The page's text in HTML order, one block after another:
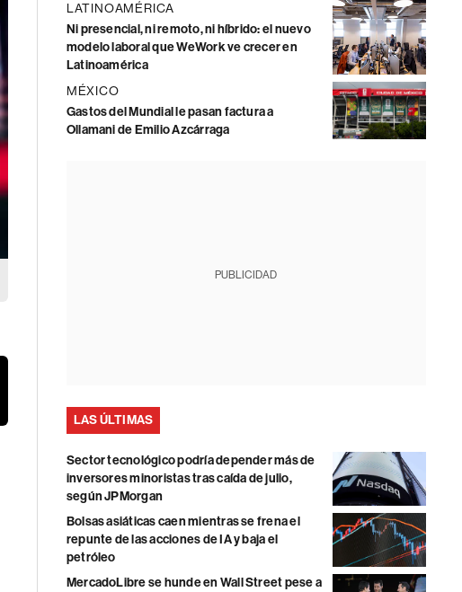
LATINOAMÉRICA
Ni presencial, ni remoto, ni híbrido: el nuevo
modelo laboral que WeWork ve crecer en
Latinoamérica
MÉXICO
Gastos del Mundial le pasan factura a
Ollamani de Emilio Azcárraga
PUBLICIDAD
LAS ÚLTIMAS
Sector tecnológico podría depender más de
inversores minoristas tras caída de julio,
según JPMorgan
Bolsas asiáticas caen mientras se frena el
repunte de las acciones de IA y baja el
petróleo
MercadoLibre se hunde en Wall Street pese a